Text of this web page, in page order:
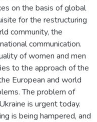
on the basis of global
for the restructuring
community, the
communication.
of women and men
to the approach of the
European and world
The problem of
is urgent today.
is being hampered, and